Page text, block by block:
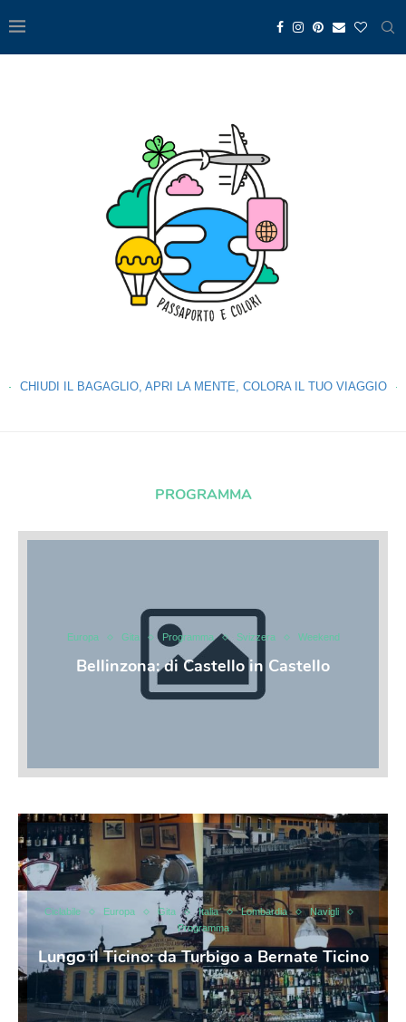
CHIUDI IL BAGAGLIO, APRI LA MENTE, COLORA IL TUO VIAGGIO
PROGRAMMA
Europa Gita Programma Svizzera Weekend
Bellinzona: di Castello in Castello
Ciclabile Europa Gita Italia Lombardia
Navigli
Programma
Lungo il Ticino: da Turbigo a Bernate Ticino